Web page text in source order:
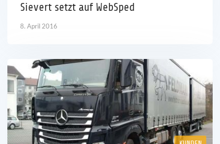
Sievert setzt auf WebSped
8. April 2016